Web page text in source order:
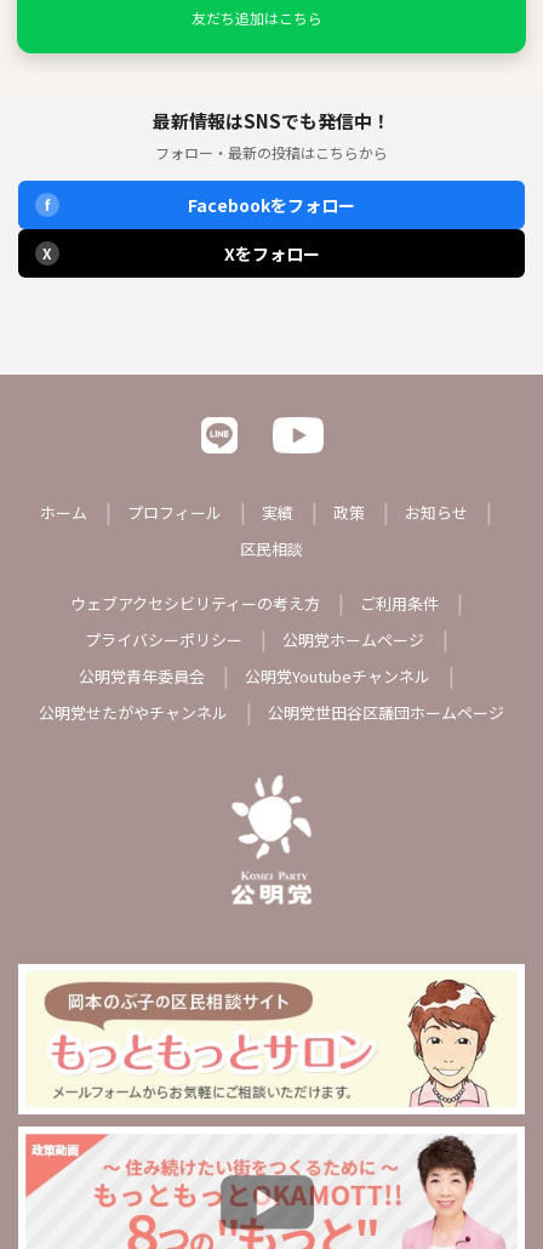
友だち追加はこちら
最新情報はSNSでも発信中！
フォロー・最新の投稿はこちらから
f Facebookをフォロー
X Xをフォロー
ホーム プロフィール 実績 政策
お知らせ
区民相談
ウェブアクセシビリティーの考え方
ご利用条件
プライバシーポリシー
公明党ホームページ
公明党青年委員会
公明党Youtubeチャンネル
公明党せたがやチャンネル
公明党世田谷区議団ホームページ